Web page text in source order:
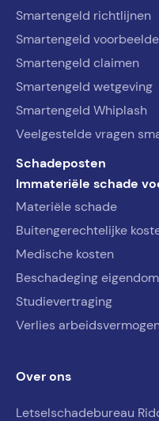
Smartengeld richtlijnen
Smartengeld
Smartengeld claimen
Smartengeld wetgeving
Smartengeld Whiplash
Veelgestelde vragen
Schadeposten
Immateriële schade
Materiële schade
Buitengerechtelijke
Medische kosten
Beschadeging
Studievertraging
Verlies
Over ons
Letselschadebureau